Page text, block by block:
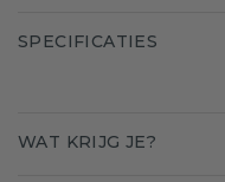
SPECIFICATIES
WAT KRIJG JE?